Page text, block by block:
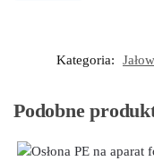
Kategoria:
Podobne